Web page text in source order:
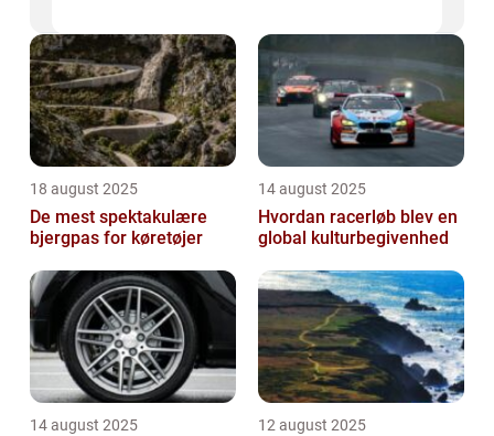
18 august 2025
De mest spektakulære
bjergpas for køretøjer
14 august 2025
Hvordan racerløb blev en
global kulturbegivenhed
14 august 2025 12 august 2025